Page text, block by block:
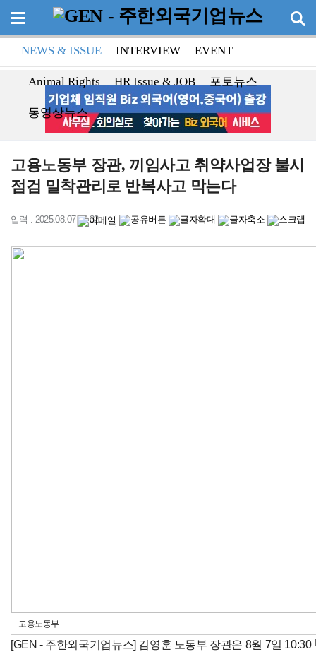
NEWS & ISSUE INTERVIEW EVENT
Animal Rights HR Issue & JOB 포토뉴스
동영상뉴스
고용노동부 장관, 끼임사고 취약사업장 불시
점검 밀착관리로 반복사고 막는다
입력 : 2025.08.07 14:32
고용노동부
[GEN - 주한외국기업뉴스] 김영훈 노동부 장관은 8월 7일